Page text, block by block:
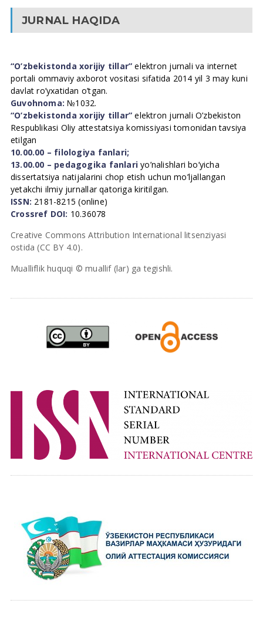
JURNAL HAQIDA
“O’zbekistonda xorijiy tillar” elektron jurnali va internet
portali ommaviy axborot vositasi sifatida 2014 yil 3 may kuni
davlat ro’yxatidan o’tgan.
Guvohnoma: №1032.
“O’zbekistonda xorijiy tillar” elektron jurnali O’zbekiston
Respublikasi Oliy attestatsiya komissiyasi tomonidan tavsiya
etilgan
10.00.00 – filologiya fanlari;
13.00.00 – pedagogika fanlari yo’nalishlari bo’yicha
dissertatsiya natijalarini chop etish uchun mo’ljallangan
yetakchi ilmiy jurnallar qatoriga kiritilgan.
ISSN: 2181-8215 (online)
Crossref DOI: 10.36078
Creative Commons Attribution International litsenziyasi
ostida (CC BY 4.0).
Mualliflik huquqi © muallif (lar) ga tegishli.